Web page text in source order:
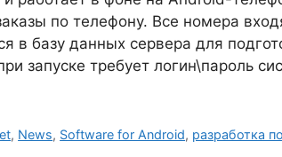
по телефону. Все номера
в базу данных сервера для
запуске требует логин\пароль
, News, Software for Android, разработка